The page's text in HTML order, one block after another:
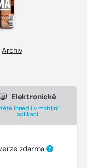
Archiv
Elektronické
ihned i v mobilní
aplikaci
zdarma ?